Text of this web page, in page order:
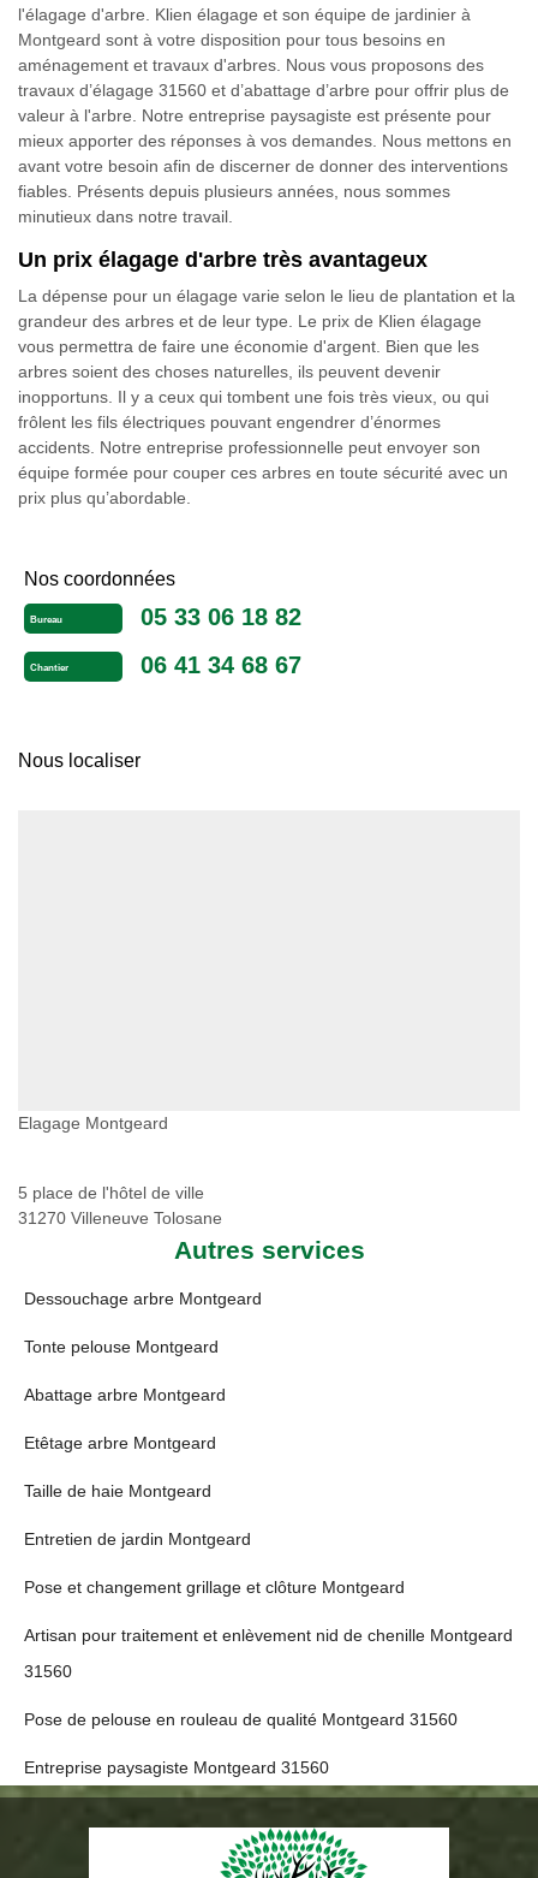
l'élagage d'arbre. Klien élagage et son équipe de jardinier à
Montgeard sont à votre disposition pour tous besoins en
aménagement et travaux d'arbres. Nous vous proposons des
travaux d’élagage 31560 et d’abattage d’arbre pour offrir plus de
valeur à l'arbre. Notre entreprise paysagiste est présente pour
mieux apporter des réponses à vos demandes. Nous mettons en
avant votre besoin afin de discerner de donner des interventions
fiables. Présents depuis plusieurs années, nous sommes
minutieux dans notre travail.
Un prix élagage d'arbre très avantageux
La dépense pour un élagage varie selon le lieu de plantation et la
grandeur des arbres et de leur type. Le prix de Klien élagage
vous permettra de faire une économie d'argent. Bien que les
arbres soient des choses naturelles, ils peuvent devenir
inopportuns. Il y a ceux qui tombent une fois très vieux, ou qui
frôlent les fils électriques pouvant engendrer d’énormes
accidents. Notre entreprise professionnelle peut envoyer son
équipe formée pour couper ces arbres en toute sécurité avec un
prix plus qu’abordable.
Nos coordonnées
Bureau 05 33 06 18 82
Chantier 06 41 34 68 67
Nous localiser
Elagage Montgeard
5 place de l'hôtel de ville
31270 Villeneuve Tolosane
Autres services
Dessouchage arbre Montgeard
Tonte pelouse Montgeard
Abattage arbre Montgeard
Etêtage arbre Montgeard
Taille de haie Montgeard
Entretien de jardin Montgeard
Pose et changement grillage et clôture Montgeard
Artisan pour traitement et enlèvement nid de chenille Montgeard
31560
Pose de pelouse en rouleau de qualité Montgeard 31560
Entreprise paysagiste Montgeard 31560